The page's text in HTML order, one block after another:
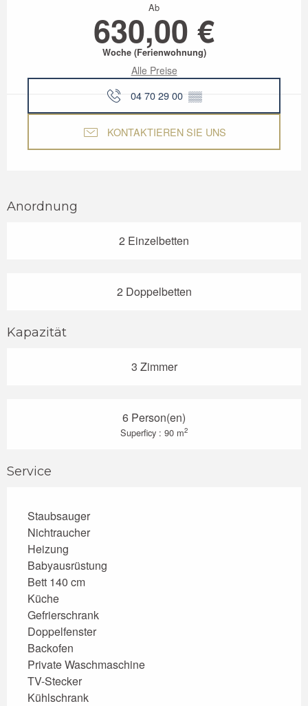
Ab
630,00 €
Woche (Ferienwohnung)
Alle Preise
04 70 29 00 ▒▒
KONTAKTIEREN SIE UNS
Anordnung
2 Einzelbetten
2 Doppelbetten
Kapazität
3 Zimmer
6 Person(en)
Superficy : 90 m2
Service
Staubsauger
Nichtraucher
Heizung
Babyausrüstung
Bett 140 cm
Küche
Gefrierschrank
Doppelfenster
Backofen
Private Waschmaschine
TV-Stecker
Kühlschrank